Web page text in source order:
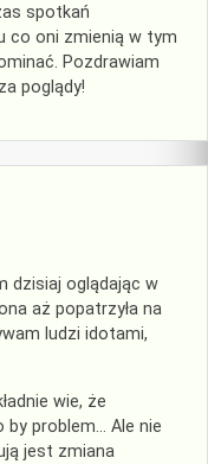
spotkań
co oni zmienią w tym
Pozdrawiam
poglądy!
dzisiaj oglądając w
aż popatrzyła na
ludzi idotami,
wie, że
by problem… Ale nie
jest zmiana